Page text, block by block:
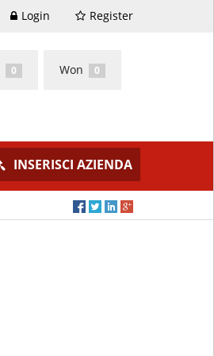
Login Register
0 Won 0
INSERISCI AZIENDA